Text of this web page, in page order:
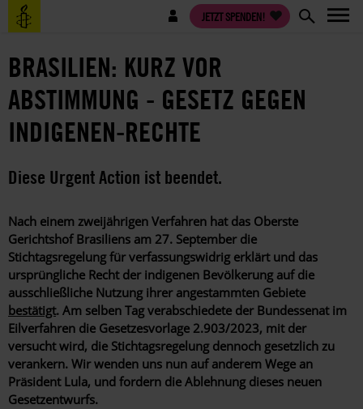
Direkt
zum
Benutzermenü JETZT SPENDEN!
BRASILIEN: KURZ VOR
ABSTIMMUNG - GESETZ GEGEN
INDIGENEN-RECHTE
Diese Urgent Action ist beendet.
Nach einem zweijährigen Verfahren hat das Oberste
Gerichtshof Brasiliens am 27. September die
Stichtagsregelung für verfassungswidrig erklärt und das
ursprüngliche Recht der indigenen Bevölkerung auf die
ausschließliche Nutzung ihrer angestammten Gebiete
bestätigt. Am selben Tag verabschiedete der Bundessenat im
Eilverfahren die Gesetzesvorlage 2.903/2023, mit der
versucht wird, die Stichtagsregelung dennoch gesetzlich zu
verankern. Wir wenden uns nun auf anderem Wege an
Präsident Lula, und fordern die Ablehnung dieses neuen
Gesetzentwurfs.